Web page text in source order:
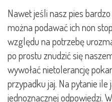
Nawet jeśli nasz pies
można podawać ich non
względu na potrzebę
po prostu znudzić się
wywołać nietolerancję
przypadku jaj. Na pytanie ile
jednoznacznej odpowiedzi.